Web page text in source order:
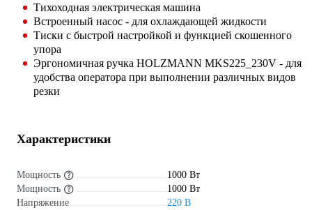
Тихоходная электрическая машина
Встроенный насос - для охлаждающей жидкости
Тиски с быстрой настройкой и функцией скошенного
упора
Эргономичная ручка HOLZMANN MKS225_230V - для
удобства оператора при выполнении различных видов
резки
Характеристики
Мощность
1000 Вт
Мощность
1000 Вт
Напряжение
220 В